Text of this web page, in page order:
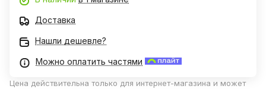
Доставка
Нашли дешевле?
Можно оплатить частями
Цена действительна только для интернет-магазина и может